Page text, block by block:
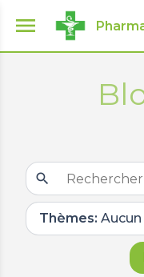
menu
search
Thèmes: Aucun